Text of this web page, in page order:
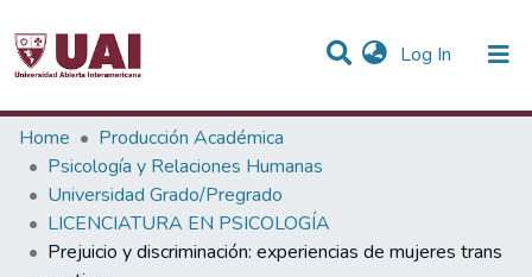
Log In (current)
Statistics
Communities & Collections
All of DSpace
Home
Producción Académica
Psicología y Relaciones Humanas
Universidad Grado/Pregrado
LICENCIATURA EN PSICOLOGÍA
Prejuicio y discriminación: experiencias de mujeres trans